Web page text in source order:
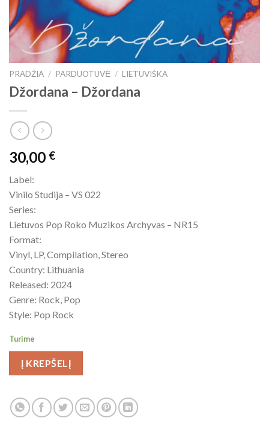
PRADŽIA / PARDUOTUVĖ / LIETUVIŠKA
Džordana ‎– Džordana
30,00 €
Label:
Vinilo Studija ‎– VS 022
Series:
Lietuvos Pop Roko Muzikos Archyvas – NR15
Format:
Vinyl, LP, Compilation, Stereo
Country: Lithuania
Released: 2024
Genre: Rock, Pop
Style: Pop Rock
Turime
Į KREPŠELĮ